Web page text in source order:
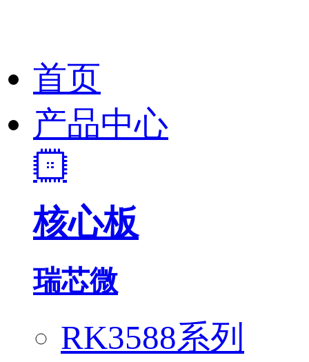
首页
产品中心
核心板
瑞芯微
RK3588系列